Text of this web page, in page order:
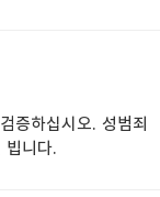
증하십시오. 성범죄
빕니다.